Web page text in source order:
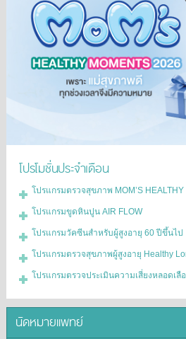
โปรโมชั่นประจำเดือน
โปรแกรมตรวจสุขภาพ MOM’S HEALTHY
โปรแกรมขูดหินปูน AIR FLOW
โปรแกรมวัคซีนสำหรับผู้สูงอายุ 60 ปีขึ้นไป
โปรแกรมตรวจสุขภาพผู้สูงอายุ Healthy
โปรแกรมตรวจประเมินความเสี่ยงหลอดเลื
นัดหมายแพทย์